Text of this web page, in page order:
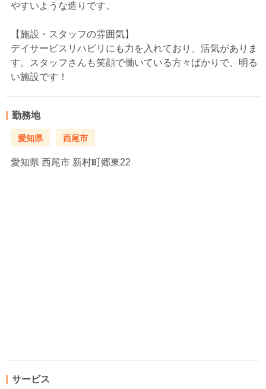
やすいような造りです。
【施設・スタッフの雰囲気】
デイサービスリハビリにも力を入れており、活気がありま
す。スタッフさんも笑顔で働いている方々ばかりで、明る
い施設です！
勤務地
愛知県 西尾市
愛知県 西尾市 新村町郷東22
サービス